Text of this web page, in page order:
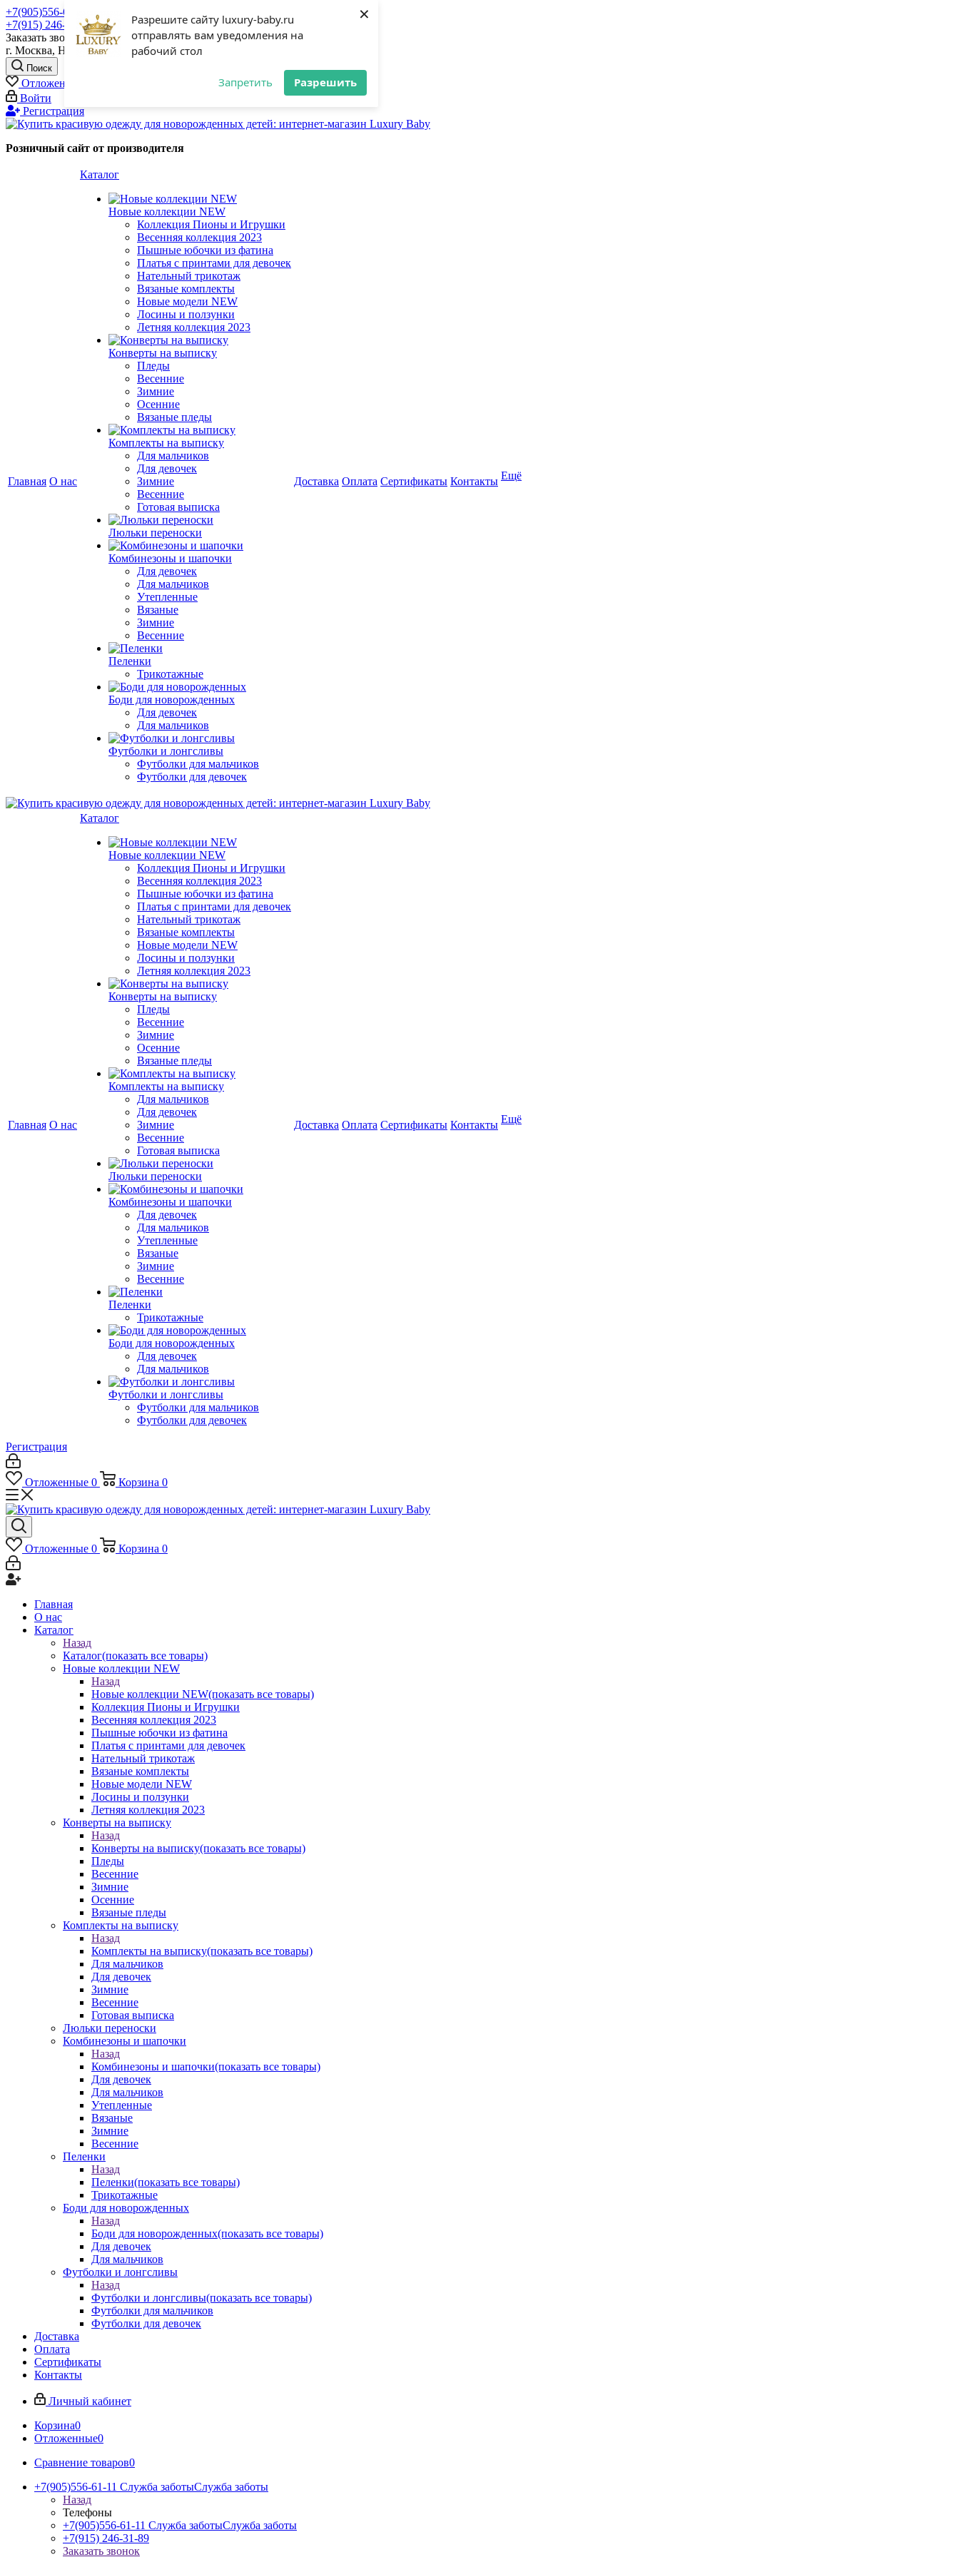
Разрешите сайту luxury-baby.ru
отправлять вам уведомления на
рабочий стол
Запретить Разрешить
×
+7(905)556-61-11 Служба заботы
+7(915) 246-31-89
Заказать звонок
г. Москва, Налесный переулок, дом 4 стр 4
Поиск
Отложенные
Войти
Регистрация
Розничный сайт от производителя
Главная О нас
Каталог
Новые коллекции NEW
Коллекция Пионы и Игрушки
Весенняя коллекция 2023
Пышные юбочки из фатина
Платья с принтами для девочек
Нательный трикотаж
Вязаные комплекты
Новые модели NEW
Лосины и ползунки
Летняя коллекция 2023
Конверты на выписку
Пледы
Весенние
Зимние
Осенние
Вязаные пледы
Комплекты на выписку
Для мальчиков
Для девочек
Зимние
Весенние
Готовая выписка
Люльки переноски
Комбинезоны и шапочки
Для девочек
Для мальчиков
Утепленные
Вязаные
Зимние
Весенние
Пеленки
Трикотажные
Боди для новорожденных
Для девочек
Для мальчиков
Футболки и лонгсливы
Футболки для мальчиков
Футболки для девочек
Доставка Оплата Сертификаты Контакты Ещё
Главная О нас
Каталог
Новые коллекции NEW
Коллекция Пионы и Игрушки
Весенняя коллекция 2023
Пышные юбочки из фатина
Платья с принтами для девочек
Нательный трикотаж
Вязаные комплекты
Новые модели NEW
Лосины и ползунки
Летняя коллекция 2023
Конверты на выписку
Пледы
Весенние
Зимние
Осенние
Вязаные пледы
Комплекты на выписку
Для мальчиков
Для девочек
Зимние
Весенние
Готовая выписка
Люльки переноски
Комбинезоны и шапочки
Для девочек
Для мальчиков
Утепленные
Вязаные
Зимние
Весенние
Пеленки
Трикотажные
Боди для новорожденных
Для девочек
Для мальчиков
Футболки и лонгсливы
Футболки для мальчиков
Футболки для девочек
Доставка Оплата Сертификаты Контакты Ещё
Регистрация
Отложенные 0 Корзина 0
Отложенные 0 Корзина 0
Главная
О нас
Каталог
Назад
Каталог(показать все товары)
Новые коллекции NEW
Назад
Новые коллекции NEW(показать все товары)
Коллекция Пионы и Игрушки
Весенняя коллекция 2023
Пышные юбочки из фатина
Платья с принтами для девочек
Нательный трикотаж
Вязаные комплекты
Новые модели NEW
Лосины и ползунки
Летняя коллекция 2023
Конверты на выписку
Назад
Конверты на выписку(показать все товары)
Пледы
Весенние
Зимние
Осенние
Вязаные пледы
Комплекты на выписку
Назад
Комплекты на выписку(показать все товары)
Для мальчиков
Для девочек
Зимние
Весенние
Готовая выписка
Люльки переноски
Комбинезоны и шапочки
Назад
Комбинезоны и шапочки(показать все товары)
Для девочек
Для мальчиков
Утепленные
Вязаные
Зимние
Весенние
Пеленки
Назад
Пеленки(показать все товары)
Трикотажные
Боди для новорожденных
Назад
Боди для новорожденных(показать все товары)
Для девочек
Для мальчиков
Футболки и лонгсливы
Назад
Футболки и лонгсливы(показать все товары)
Футболки для мальчиков
Футболки для девочек
Доставка
Оплата
Сертификаты
Контакты
Личный кабинет
Корзина0
Отложенные0
Сравнение товаров0
+7(905)556-61-11 Служба заботыСлужба заботы
Назад
Телефоны
+7(905)556-61-11 Служба заботыСлужба заботы
+7(915) 246-31-89
Заказать звонок